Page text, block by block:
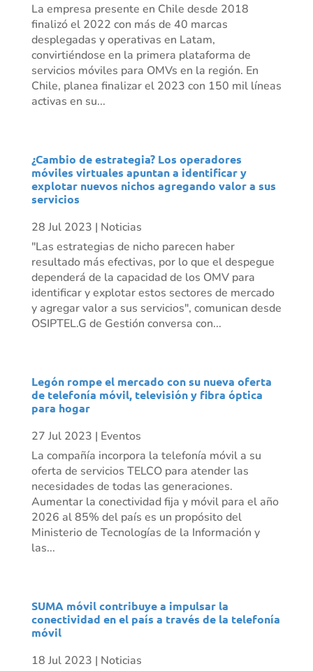
La empresa presente en Chile desde 2018
finalizó el 2022 con más de 40 marcas
desplegadas y operativas en Latam,
convirtiéndose en la primera plataforma de
servicios móviles para OMVs en la región. En
Chile, planea finalizar el 2023 con 150 mil líneas
activas en su...
¿Cambio de estrategia? Los operadores
móviles virtuales apuntan a identificar y
explotar nuevos nichos agregando valor a sus
servicios
28 Jul 2023 | Noticias
"Las estrategias de nicho parecen haber
resultado más efectivas, por lo que el despegue
dependerá de la capacidad de los OMV para
identificar y explotar estos sectores de mercado
y agregar valor a sus servicios", comunican desde
OSIPTEL.G de Gestión conversa con...
Legón rompe el mercado con su nueva oferta
de telefonía móvil, televisión y fibra óptica
para hogar
27 Jul 2023 | Eventos
La compañía incorpora la telefonía móvil a su
oferta de servicios TELCO para atender las
necesidades de todas las generaciones.
Aumentar la conectividad fija y móvil para el año
2026 al 85% del país es un propósito del
Ministerio de Tecnologías de la Información y
las...
SUMA móvil contribuye a impulsar la
conectividad en el país a través de la telefonía
móvil
18 Jul 2023 | Noticias